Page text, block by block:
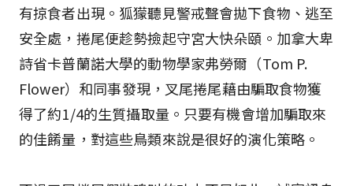
有掠食者出現。狐獴聽見警戒聲會拋下食物、逃至
安全處，捲尾便趁勢撿起守宮大快朵頤。加拿大卑
詩省卡普蘭諾大學的動物學家弗勞爾（Tom P.
Flower）和同事發現，叉尾捲尾藉由騙取食物獲
得了約1/4的生質攝取量。只要有機會增加騙取來
的佳餚量，對這些鳥類來說是很好的演化策略。